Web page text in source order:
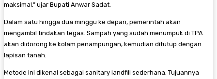
maksimal,” ujar Bupati Anwar Sadat.
Dalam satu hingga dua minggu ke depan, pemerintah akan
mengambil tindakan tegas. Sampah yang sudah menumpuk di TPA
akan didorong ke kolam penampungan, kemudian ditutup dengan
lapisan tanah.
Metode ini dikenal sebagai sanitary landfill sederhana. Tujuannya